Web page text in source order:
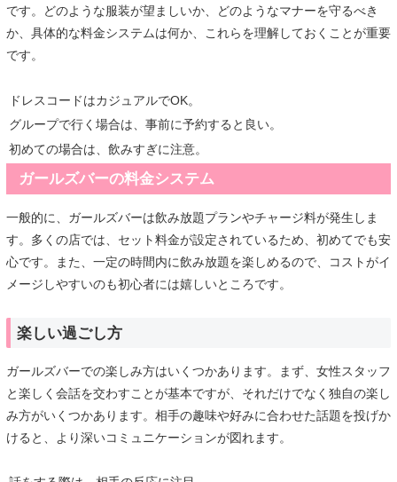
です。どのような服装が望ましいか、どのようなマナーを守るべき
か、具体的な料金システムは何か、これらを理解しておくことが重要
です。
ドレスコードはカジュアルでOK。
グループで行く場合は、事前に予約すると良い。
初めての場合は、飲みすぎに注意。
ガールズバーの料金システム
一般的に、ガールズバーは飲み放題プランやチャージ料が発生しま
す。多くの店では、セット料金が設定されているため、初めてでも安
心です。また、一定の時間内に飲み放題を楽しめるので、コストがイ
メージしやすいのも初心者には嬉しいところです。
楽しい過ごし方
ガールズバーでの楽しみ方はいくつかあります。まず、女性スタッフ
と楽しく会話を交わすことが基本ですが、それだけでなく独自の楽し
み方がいくつかあります。相手の趣味や好みに合わせた話題を投げか
けると、より深いコミュニケーションが図れます。